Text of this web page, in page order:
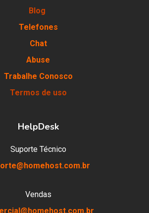
Blog
Telefones
Chat
Abuse
Trabalhe Conosco
Termos de uso
HelpDesk
Suporte Técnico
Vendas